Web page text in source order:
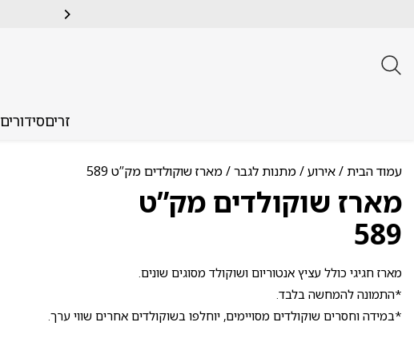
זריםסידורים
עמוד הבית /אירוע/מתנות לגבר/ מארז שוקולדים מק”ט 589
מארז שוקולדים מק”ט
589
מארז חגיגי כולל עציץ אנטוריום ושוקולד מסוגים שונים.
*התמונה להמחשה בלבד.
*במידה וחסרים שוקולדים מסויימים, יוחלפו בשוקולדים אחרים שווי ערך.